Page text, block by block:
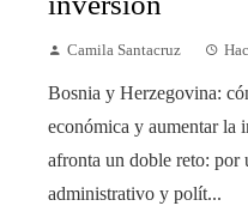
Camila Santacruz
Bosnia y Herzegovina:
económica y aumentar la
afronta un doble reto: por
administrativo y polít...